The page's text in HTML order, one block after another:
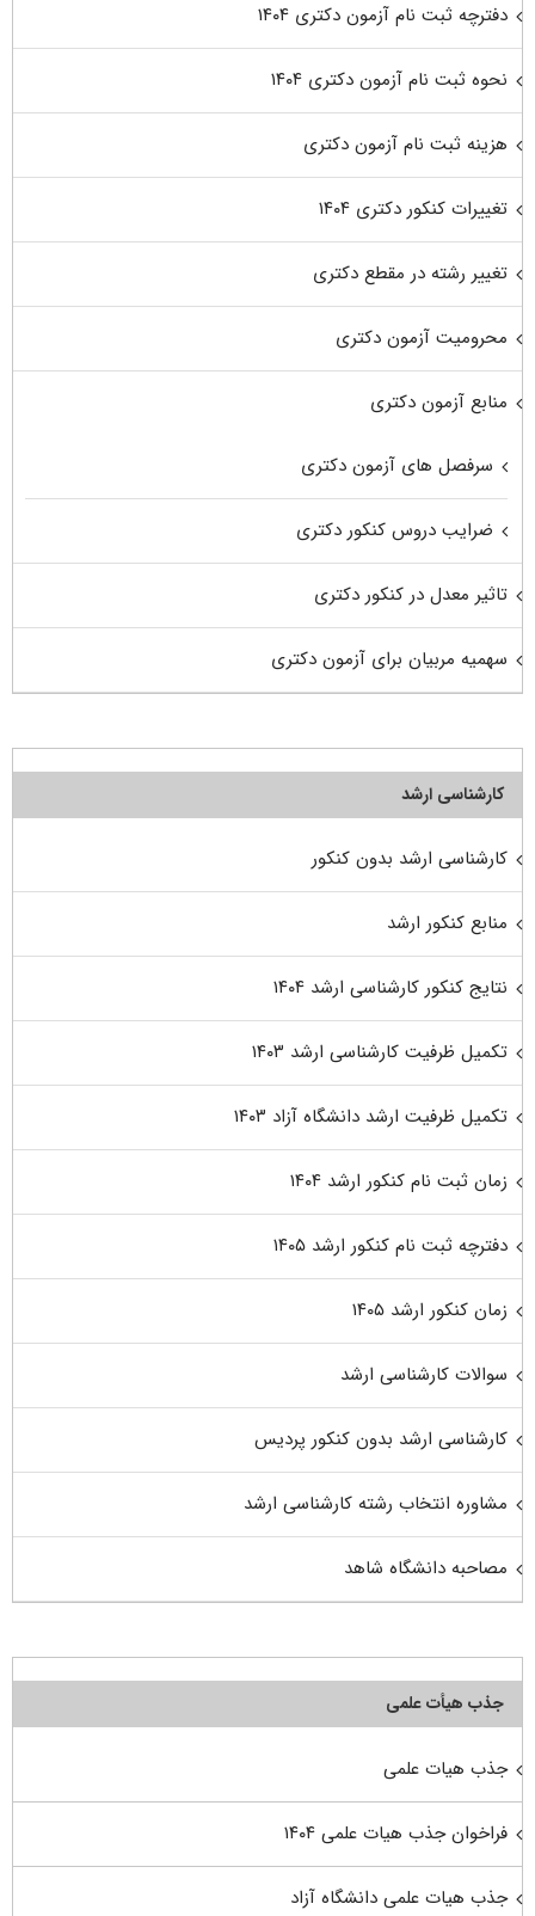
دفترچه ثبت نام آزمون دکتری ۱۴۰۴
نحوه ثبت نام آزمون دکتری ۱۴۰۴
هزینه ثبت نام آزمون دکتری
تغییرات کنکور دکتری ۱۴۰۴
تغییر رشته در مقطع دکتری
محرومیت آزمون دکتری
منابع آزمون دکتری
سرفصل های آزمون دکتری
ضرایب دروس کنکور دکتری
تاثیر معدل در کنکور دکتری
سهمیه مربیان برای آزمون دکتری
کارشناسی ارشد
کارشناسی ارشد بدون کنکور
منابع کنکور ارشد
نتایج کنکور کارشناسی ارشد ۱۴۰۴
تکمیل ظرفیت کارشناسی ارشد ۱۴۰۳
تکمیل ظرفیت ارشد دانشگاه آزاد ۱۴۰۳
زمان ثبت نام کنکور ارشد ۱۴۰۴
دفترچه ثبت نام کنکور ارشد ۱۴۰۵
زمان کنکور ارشد ۱۴۰۵
سوالات کارشناسی ارشد
کارشناسی ارشد بدون کنکور پردیس
مشاوره انتخاب رشته کارشناسی ارشد
مصاحبه دانشگاه شاهد
جذب هیأت علمی
جذب هیات علمی
فراخوان جذب هیات علمی ۱۴۰۴
جذب هیات علمی دانشگاه آزاد